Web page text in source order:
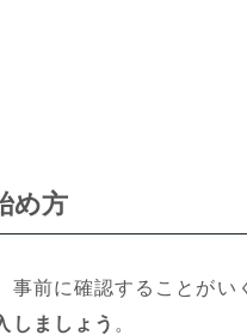
め方
事前に確認することがい
しましょう 。